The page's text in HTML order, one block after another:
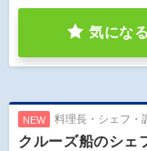
気になる
NEW 料理長・シェフ・
クルーズ船のシェ